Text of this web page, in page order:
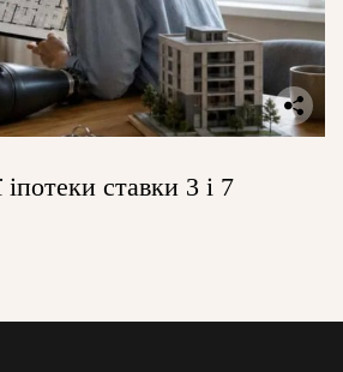
іпотеки ставки 3 і 7